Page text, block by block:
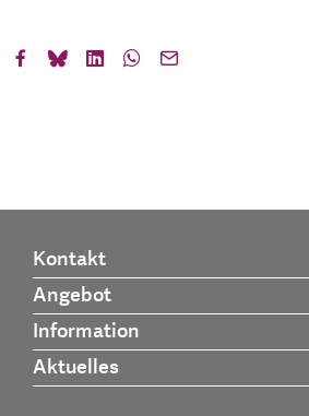
Kontakt
Angebot
Information
Aktuelles